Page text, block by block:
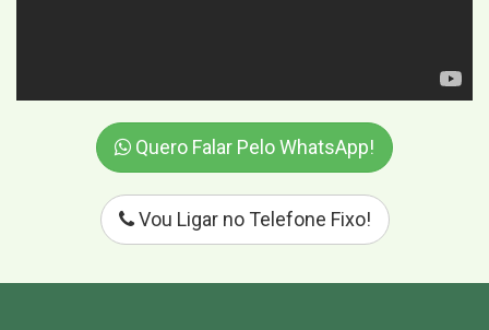
Quero Falar Pelo WhatsApp!
Vou Ligar no Telefone Fixo!